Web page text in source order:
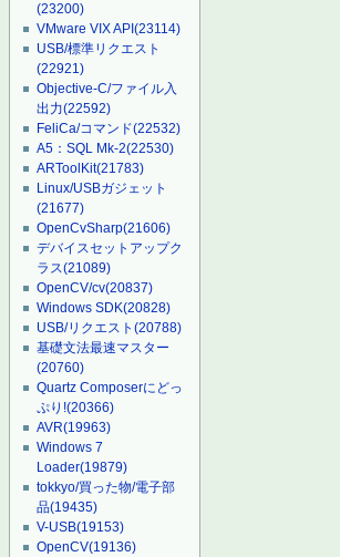
(23200)
VMware VIX API(23114)
USB/標準リクエスト
(22921)
Objective-C/ファイル入
出力(22592)
FeliCa/コマンド(22532)
A5：SQL Mk-2(22530)
ARToolKit(21783)
Linux/USBガジェット
(21677)
OpenCvSharp(21606)
デバイスセットアップク
ラス(21089)
OpenCV/cv(20837)
Windows SDK(20828)
USB/リクエスト(20788)
基礎文法最速マスター
(20760)
Quartz Composerにどっ
ぷり!(20366)
AVR(19963)
Windows 7
Loader(19879)
tokkyo/買った物/電子部
品(19435)
V-USB(19153)
OpenCV(19136)